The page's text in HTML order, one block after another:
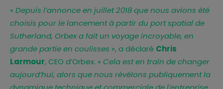
« Depuis l’annonce en juillet 2018 que nous avions été
choisis pour le lancement à partir du port spatial de
Sutherland, Orbex a fait un voyage incroyable, en
grande partie en coulisses », a déclaré Chris
Larmour, CEO d’Orbex. « Cela est en train de changer
aujourd’hui, alors que nous révélons publiquement la